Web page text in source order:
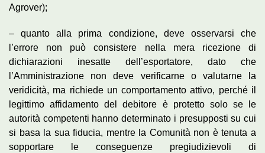
Agrover);
– quanto alla prima condizione, deve osservarsi che
l’errore non può consistere nella mera ricezione di
dichiarazioni inesatte dell’esportatore, dato che
l’Amministrazione non deve verificarne o valutarne la
veridicità, ma richiede un comportamento attivo, perché il
legittimo affidamento del debitore è protetto solo se le
autorità competenti hanno determinato i presupposti su cui
si basa la sua fiducia, mentre la Comunità non è tenuta a
sopportare le conseguenze pregiudizievoli di